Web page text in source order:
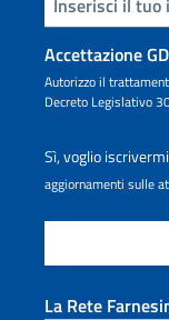
Accettazione
Autorizzo il
Decreto Legislativo
Sì, voglio
aggiornamenti sulle
La Rete